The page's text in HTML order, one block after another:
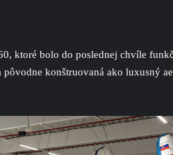
bolo do poslednej chvíle
konštruovaná ako luxusný